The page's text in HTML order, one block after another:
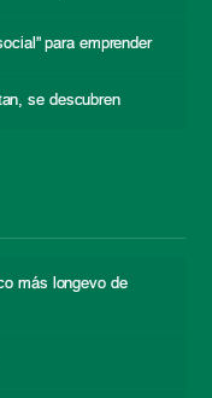
para emprender
se descubren
más longevo de